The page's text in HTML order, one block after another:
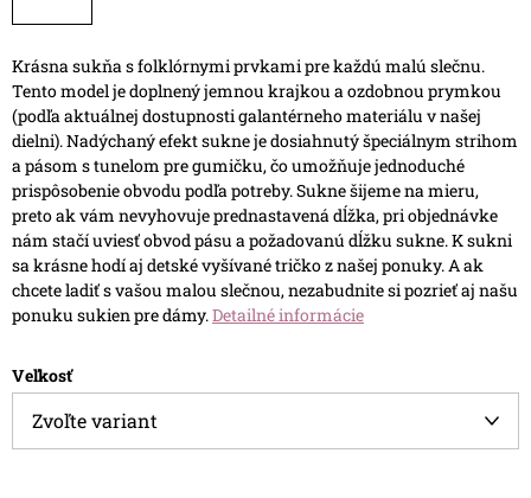
Krásna sukňa s folklórnymi prvkami pre každú malú slečnu.
Tento model je doplnený jemnou krajkou a ozdobnou prymkou
(podľa aktuálnej dostupnosti galantérneho materiálu v našej
dielni). Nadýchaný efekt sukne je dosiahnutý špeciálnym strihom
a pásom s tunelom pre gumičku, čo umožňuje jednoduché
prispôsobenie obvodu podľa potreby.Sukne šijeme na mieru,
preto ak vám nevyhovuje prednastavená dĺžka, pri objednávke
nám stačí uviesť obvod pásu a požadovanú dĺžku sukne.K sukni
sa krásne hodí aj detské vyšívané tričko z našej ponuky. A ak
chcete ladiť s vašou malou slečnou, nezabudnite si pozrieť aj našu
ponuku sukien pre dámy.Detailné informácie
Veľkosť